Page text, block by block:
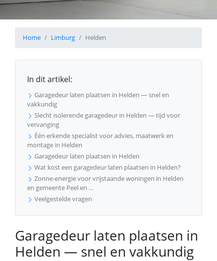
Home Limburg Helden
In dit artikel:
Garagedeur laten plaatsen in Helden — snel en
vakkundig
Slecht isolerende garagedeur in Helden — tijd voor
vervanging
Één erkende specialist voor advies, maatwerk en
montage in Helden
Garagedeur laten plaatsen in Helden
Wat kost een garagedeur laten plaatsen in Helden?
Zonne-energie voor vrijstaande woningen in Helden
en gemeente Peel en …
Veelgestelde vragen
Garagedeur laten plaatsen in
Helden — snel en vakkundig